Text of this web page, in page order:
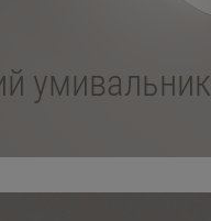
умивальник